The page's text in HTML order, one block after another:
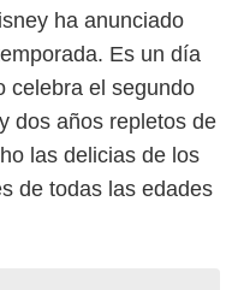
ha anunciado
Es un día
celebra el segundo
dos años repletos de
las delicias de los
de todas las edades